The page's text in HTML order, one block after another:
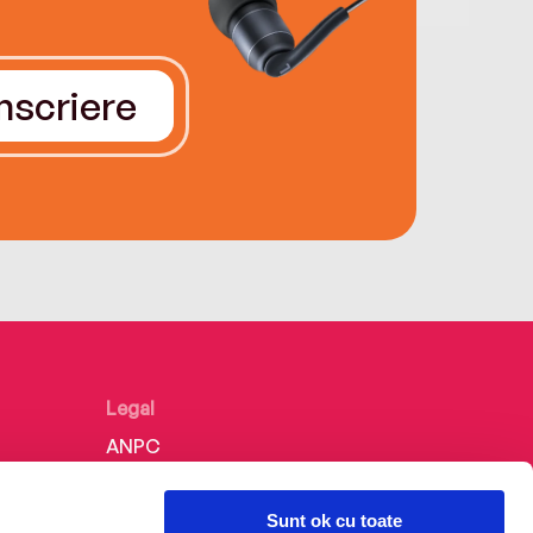
Sunt ok cu toate
Legal
ANPC
Politica de confidențialitate